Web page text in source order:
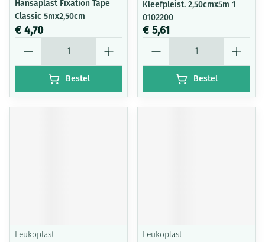
Hansaplast Fixation Tape
Classic 5mx2,50cm
€ 4,70
Bestel
Kleefpleist. 2,50cmx5m 1
0102200
€ 5,61
Bestel
Leukoplast Leukoplast